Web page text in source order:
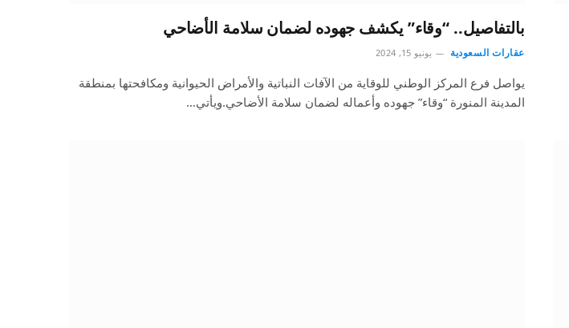
بالتفاصيل.. “وقاء” يكشف جهوده لضمان سلامة الأضاحي
عقارات السعودية يونيو 15, 2024
يواصل فرع المركز الوطني للوقاية من الآفات النباتية والأمراض الحيوانية ومكافحتها بمنطقة
المدينة المنورة “وقاء” جهوده وأعماله لضمان سلامة الأضاحي.ويأتي…